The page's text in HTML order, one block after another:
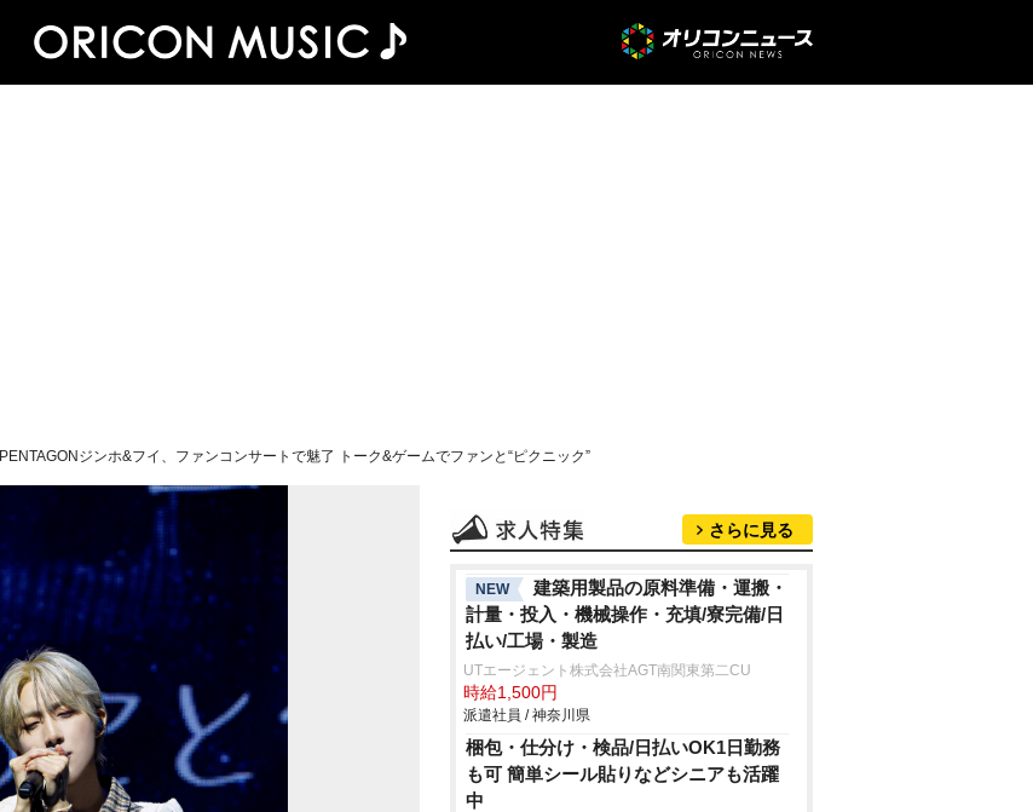
PENTAGONジンホ&フイ、ファンコンサートで魅了 トーク&ゲームでファンと“ピクニック”
さらに見る
NEW
建築用製品の原料準備・運搬・
計量・投入・機械操作・充填/寮完備/日
払い/工場・製造
UTエージェント株式会社AGT南関東第二CU
時給1,500円
派遣社員 / 神奈川県
梱包・仕分け・検品/日払いOK1日勤務
も可 簡単シール貼りなどシニアも活躍
中